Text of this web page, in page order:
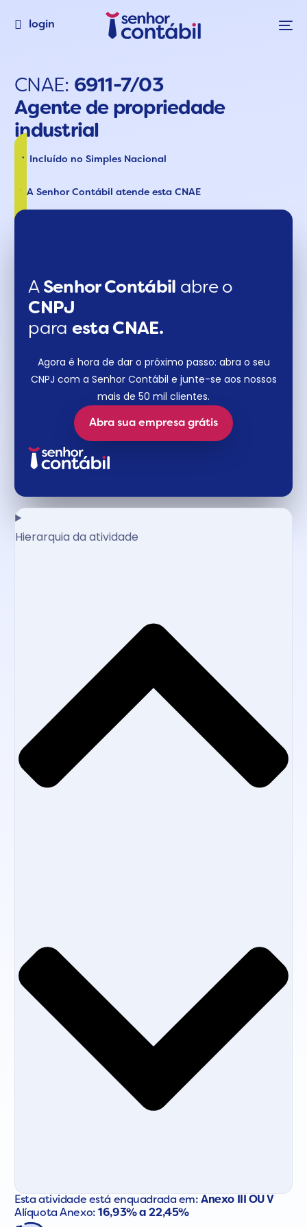
login
CNAE: 6911-7/03
Agente de propriedade
industrial
Incluído no Simples Nacional
A Senhor Contábil atende esta CNAE
A Senhor Contábil abre o
CNPJ
para esta CNAE.
Agora é hora de dar o próximo passo: abra o seu
CNPJ com a Senhor Contábil e junte-se aos nossos
mais de 50 mil clientes.
Abra sua empresa grátis
Hierarquia da atividade
Esta atividade está enquadrada em:Anexo III OU V
Alíquota Anexo:16,93% a 22,45%